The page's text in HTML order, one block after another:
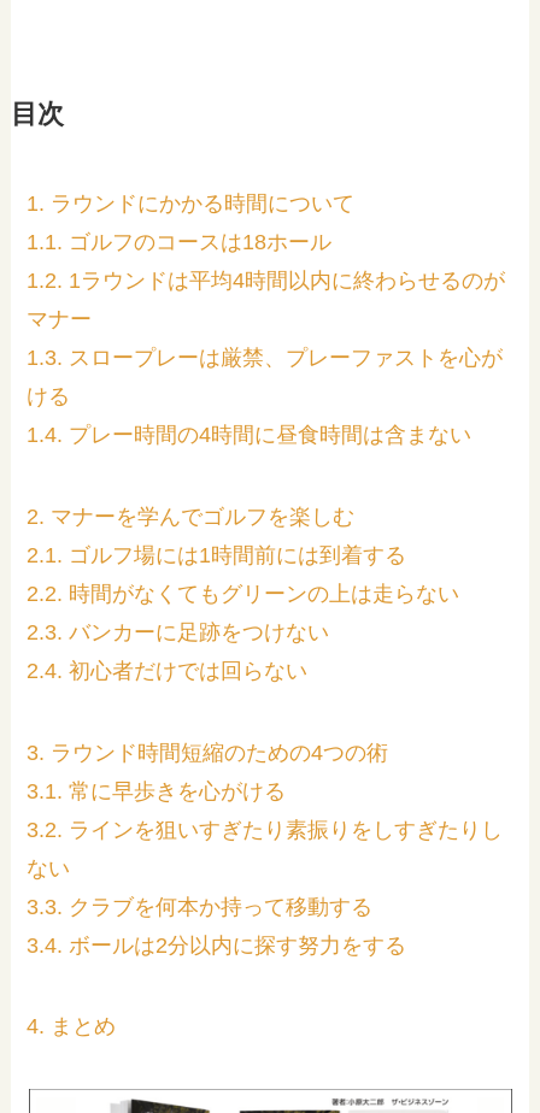
目次
1. ラウンドにかかる時間について
1.1. ゴルフのコースは18ホール
1.2. 1ラウンドは平均4時間以内に終わらせるのが
マナー
1.3. スロープレーは厳禁、プレーファストを心が
ける
1.4. プレー時間の4時間に昼食時間は含まない
2. マナーを学んでゴルフを楽しむ
2.1. ゴルフ場には1時間前には到着する
2.2. 時間がなくてもグリーンの上は走らない
2.3. バンカーに足跡をつけない
2.4. 初心者だけでは回らない
3. ラウンド時間短縮のための4つの術
3.1. 常に早歩きを心がける
3.2. ラインを狙いすぎたり素振りをしすぎたりし
ない
3.3. クラブを何本か持って移動する
3.4. ボールは2分以内に探す努力をする
4. まとめ